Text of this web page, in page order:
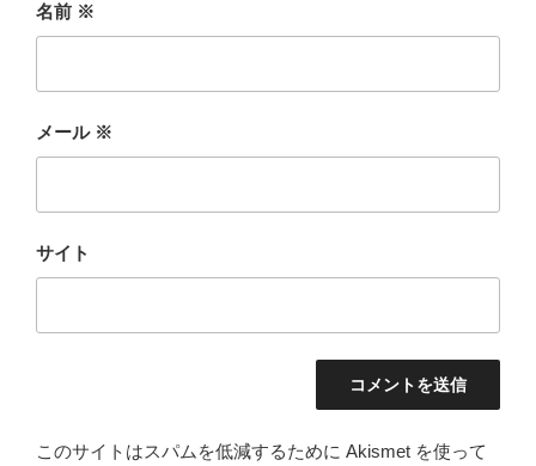
名前 ※
メール ※
サイト
このサイトはスパムを低減するために Akismet を使って